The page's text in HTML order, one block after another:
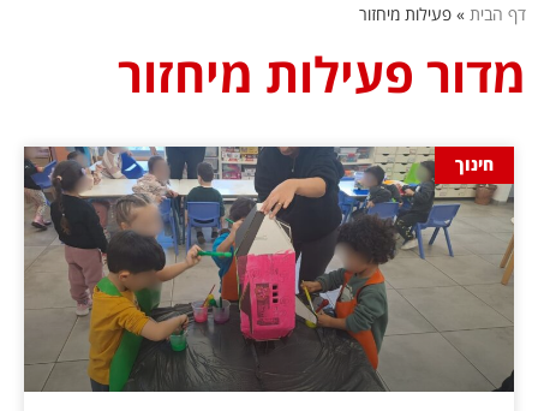
דף הבית » פעילות מיחזור
מדור פעילות מיחזור
חינוך